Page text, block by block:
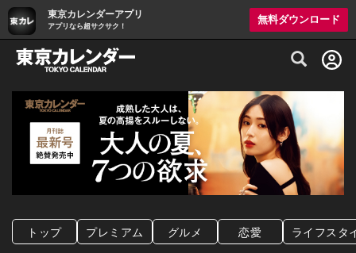
東京カレンダーアプリ
アプリなら超サクサク！
無料ダウンロード
グルメ情報・プレミアムレストラン予約
トップ プレミアム グルメ 恋愛 ライフスタ